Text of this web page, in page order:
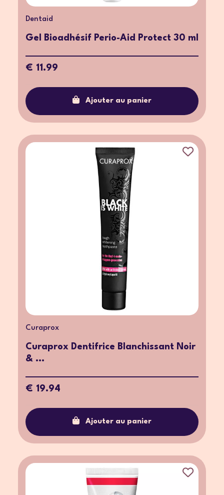
Dentaid
Gel Bioadhésif Perio-Aid Protect 30 ml
€ 11.99
Ajouter au panier
Curaprox
Curaprox Dentifrice Blanchissant Noir
& ...
€ 19.94
Ajouter au panier